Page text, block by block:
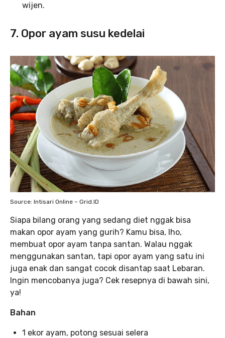
wijen.
7. Opor ayam susu kedelai
Source: Intisari Online – Grid.ID
Siapa bilang orang yang sedang diet nggak bisa
makan opor ayam yang gurih? Kamu bisa, lho,
membuat opor ayam tanpa santan. Walau nggak
menggunakan santan, tapi opor ayam yang satu ini
juga enak dan sangat cocok disantap saat Lebaran.
Ingin mencobanya juga? Cek resepnya di bawah sini,
ya!
Bahan
1 ekor ayam, potong sesuai selera